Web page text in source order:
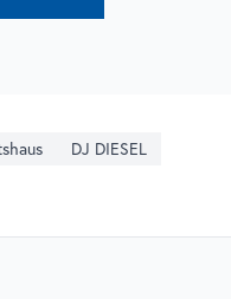
DJ DIESEL